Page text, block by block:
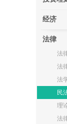
经济
法律
法
法
法
民
理
法